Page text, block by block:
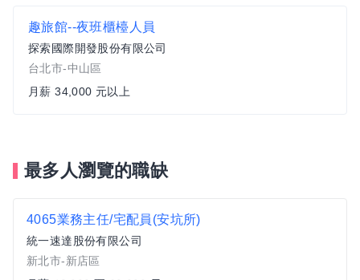
趣旅館--夜班櫃檯人員
探索國際開發股份有限公司
台北市-中山區
月薪 34,000 元以上
最多人瀏覽的職缺
4065業務主任/宅配員(安坑所)
統一速達股份有限公司
新北市-新店區